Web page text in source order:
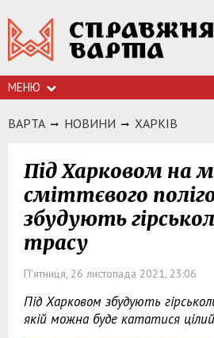
МЕНЮ
ВАРТА НОВИНИ ХАРКIВ
Під Харковом на
сміттєвого
збудують
трасу
П'ятниця, 26 листопада 2021, 23:06
Під Харковом збудують
якій можна буде кататися